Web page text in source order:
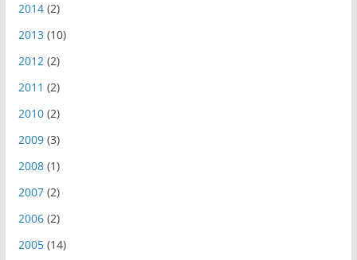
2014(2)
2013 (10)
2012(2)
2011 (2)
2010(2)
2009(3)
2008(1)
2007(2)
2006(2)
2005(14)